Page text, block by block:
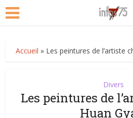
Accueil » Les peintures de l’artiste
Divers
Les peintures de
Huan